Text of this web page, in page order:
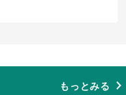
もっとみる